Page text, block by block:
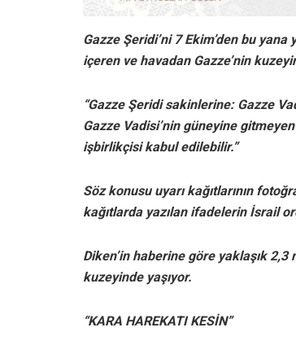
Gazze Şeridi’ni 7 Ekim’den bu yana
içeren ve havadan Gazze’nin
“Gazze Şeridi sakinlerine: Gazze
Gazze Vadisi’nin güneyine
işbirlikçisi kabul edilebilir.”
Söz konusu uyarı kağıtlarının
kağıtlarda yazılan ifadelerin İsrail
Diken’in haberine göre yaklaşık 2,3
kuzeyinde yaşıyor.
“KARA HAREKATI KESİN”